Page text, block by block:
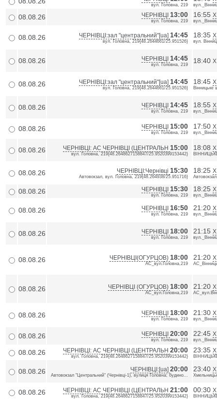
вул. Головна, 219
08.08.26 ЧЕРНІВЦІ 13:00
вул. Головна, 219
16:55
08.08.26 ЧЕРНІВЦІ:зал "центральний"[ua] 14:45
вул. Головна, 219{48.2644661/25.951526}
18:35
вул.
08.08.26 ЧЕРНІВЦІ 14:45
вул. Головна, 219 18:40
08.08.26 ЧЕРНІВЦІ:зал "центральний"[ua] 14:45
вул. Головна, 219{48.2644661/25.951526}
18:45
Вінницьке
08.08.26 ЧЕРНІВЦІ 14:45
вул. Головна, 219
18:55
08.08.26 ЧЕРНІВЦІ 15:00
вул. Головна, 219
17:50
08.08.26 ЧЕРНІВЦІ: АС ЧЕРНІВЦІ (ЦЕНТРАЛЬН 15:00
вул. Головна, 219{48.2648627158847/25.9520399153442}
18:08
08.08.26 ЧЕРНІВЦІ:Чернівці 15:30
Автовокзал, вул. Головна, 219{48.264938/25.951716}
18:25
08.08.26 ЧЕРНІВЦІ 15:30
вул. Головна, 219
18:25
08.08.26 ЧЕРНІВЦІ 16:50
вул. Головна, 219
21:20
08.08.26 ЧЕРНІВЦІ 18:00
вул. Головна, 219
21:15
08.08.26 ЧЕРНІВЦІ(ОГУРЦОВ) 18:00
АС_вул.Головна,219
21:20
08.08.26 ЧЕРНІВЦІ (ОГУРЦОВ) 18:00
АС_вул.Головна,219
21:20
08.08.26 ЧЕРНІВЦІ 18:00
вул. Головна, 219
21:30
08.08.26 ЧЕРНІВЦІ 20:00
вул. Головна, 219
22:45
08.08.26 ЧЕРНІВЦІ: АС ЧЕРНІВЦІ (ЦЕНТРАЛЬН 20:00
вул. Головна, 219{48.2648627158847/25.9520399153442}
23:35
08.08.26 ЧЕРНІВЦІ:[ua] 20:00
Автовокзал "Центральний" (Чернівці-1), вулиця Головна; будино...
23:40
08.08.26 ЧЕРНІВЦІ: АС ЧЕРНІВЦІ (ЦЕНТРАЛЬН 21:00
вул. Головна, 219{48.2648627158847/25.9520399153442}
00:30